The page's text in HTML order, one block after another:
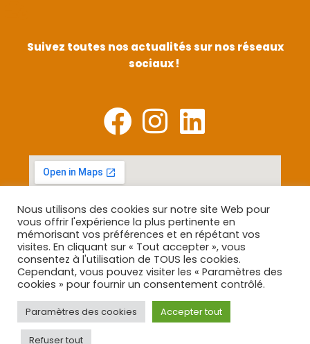
Suivez toutes nos actualités sur nos réseaux
sociaux !
Nous utilisons des cookies sur notre site Web pour
vous offrir l'expérience la plus pertinente en
mémorisant vos préférences et en répétant vos
visites. En cliquant sur « Tout accepter », vous
consentez à l'utilisation de TOUS les cookies.
Cependant, vous pouvez visiter les « Paramètres des
cookies » pour fournir un consentement contrôlé.
Paramètres des cookies Accepter tout
Refuser tout